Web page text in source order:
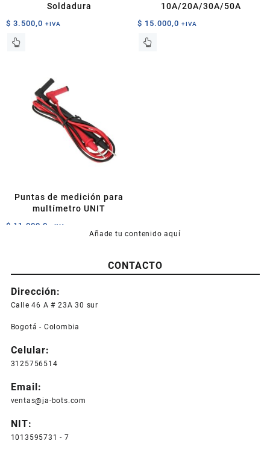
Soldadura
$ 3.500,0 +IVA
Este
variantes.
opciones
10A/20A/30A/50A
$ 15.000,0 +IVA
Este
Puntas de medición para
multímetro UNIT
$ 11.000,0 +IVA
Añade tu contenido aquí
CONTACTO
Dirección:
Calle 46 A # 23A 30 sur
Bogotá - Colombia
Celular:
3125756514
Email:
ventas@ja-bots.com
NIT:
1013595731 - 7